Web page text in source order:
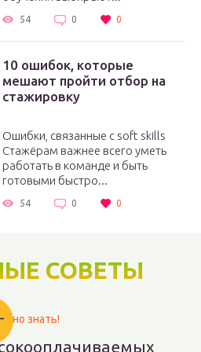
54 0 0
10 ошибок, которые
мешают пройти отбор на
стажировку
Ошибки, связанные с soft skills
Стажёрам важнее всего уметь
работать в команде и быть
готовыми быстро...
54 0 0
СОВЕТЫ
знать!